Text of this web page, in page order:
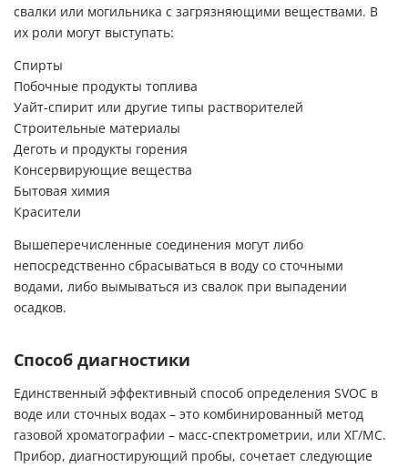
свалки или могильника с загрязняющими веществами. В
их роли могут выступать:
Спирты
Побочные продукты топлива
Уайт-спирит или другие типы растворителей
Строительные материалы
Деготь и продукты горения
Консервирующие вещества
Бытовая химия
Красители
Вышеперечисленные соединения могут либо
непосредственно сбрасываться в воду со сточными
водами, либо вымываться из свалок при выпадении
осадков.
Способ диагностики
Единственный эффективный способ определения SVOC в
воде или сточных водах – это комбинированный метод
газовой хроматографии – масс-спектрометрии, или ХГ/МС.
Прибор, диагностирующий пробы, сочетает следующие